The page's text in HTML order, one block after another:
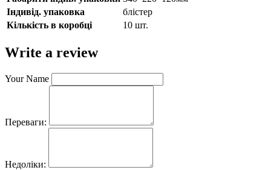
Індивід. упаковка
блістер
Кількість в коробці
10 шт.
Write a review
Your Name
Переваги:
Недоліки: